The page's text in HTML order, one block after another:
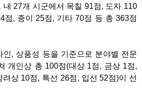
내 27개 시군에서 목칠 91점, 도자 110
점, 종이 25점, 기타 70점 등 총 363점
인, 상품성 등을 기준으로 분야별 전문
개인상 총 100점(대상 1점, 금상 1점,
상 10점, 특선 26점, 입선 52점)이 선